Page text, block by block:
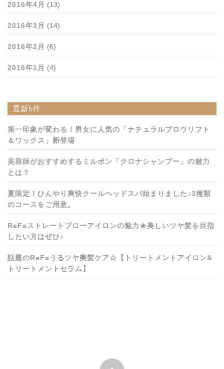
2016年4月 (13)
2016年3月 (14)
2016年2月 (6)
2016年1月 (4)
最新5件
第一印象が変わる！男女に人気の「ナチュラルブロウリフト
＆ワックス」新登場
美容師がおすすめするミルボン「クロナシャンプー」の魅力
とは？
夏限定！ひんやり爽快クールヘッドスパ始まりました♪3種類
のコースをご用意。
ReFaストレートブローアイロンの魅力★美しいツヤ髪を目指
したい方はぜひ♪
話題のReFaうるツヤ美髪ケア☆【トリートメントアイロン&
トリートメントセラム】